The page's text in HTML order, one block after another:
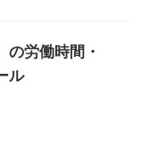
の労働時間・
ル